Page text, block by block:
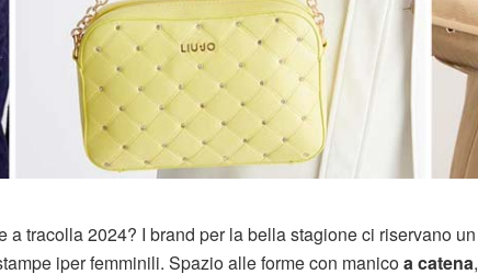
tracolla 2024? I brand per la bella stagione ci riservano un
iper femminili. Spazio alle forme con manicoa catena,